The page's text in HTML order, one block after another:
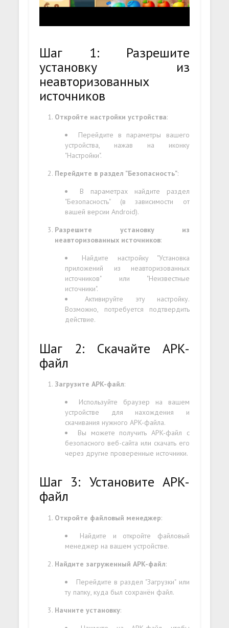
Шаг 1: Разрешите
установку из
неавторизованных
источников
Откройте настройки устройства:
Перейдите в параметры вашего
устройства, нажав на иконку
"Настройки".
Перейдите в раздел "Безопасность":
В параметрах найдите раздел
"Безопасность" (в зависимости от
вашей версии Android).
Разрешите установку из
неавторизованных источников:
Найдите настройку "Установка
приложений из неавторизованных
источников" или "Неизвестные
источники".
Активируйте эту настройку.
Возможно, потребуется подтвердить
действие.
Шаг 2: Скачайте APK-
файл
Загрузите APK-файл:
Используйте браузер на вашем
устройстве для нахождения и
скачивания нужного APK-файла.
Вы можете получить APK-файл с
безопасного веб-сайта или скачать его
через другие проверенные источники.
Шаг 3: Установите APK-
файл
Откройте файловый менеджер:
Найдите и откройте файловый
менеджер на вашем устройстве.
Найдите загруженный APK-файл:
Перейдите в раздел "Загрузки" или
ту папку, куда был сохранён файл.
Начните установку: